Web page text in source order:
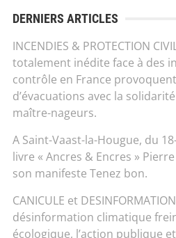
DERNIERS ARTICLES
INCENDIES & PROTECTION
totalement inédite face à des
contrôle en France
d’évacuations avec la
maître-nageurs.
A Saint-Vaast-la-Hougue, du
livre « Ancres & Encres »
son manifeste Tenez bon.
CANICULE et
désinformation climatique
écologique, l’action publique